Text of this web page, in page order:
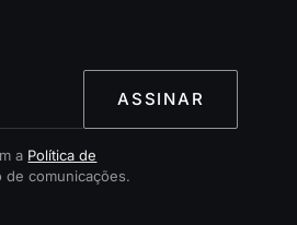
ASSINAR
a Política de
de comunicações.